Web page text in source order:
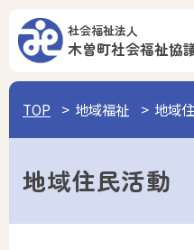
社会福祉法人
木曽町社会福祉協
TOP 地域福祉 地域
地域住民活動